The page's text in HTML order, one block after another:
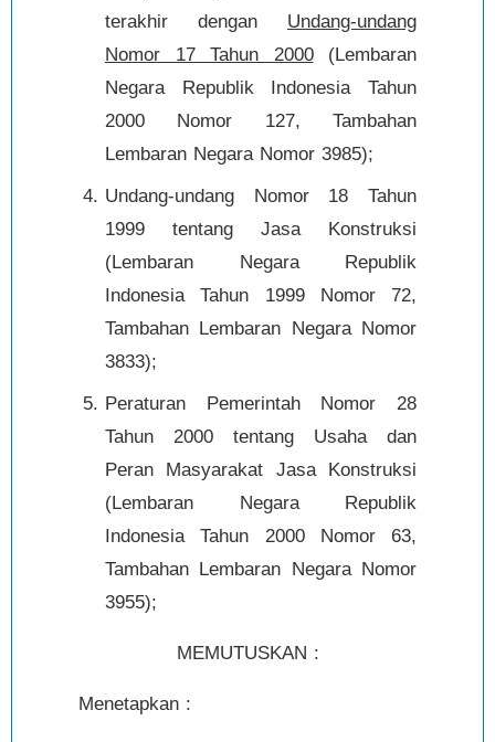
terakhir dengan Undang-undang
Nomor 17 Tahun 2000(Lembaran
Negara Republik Indonesia Tahun
2000 Nomor 127, Tambahan
Lembaran Negara Nomor 3985);
Undang-undang Nomor 18 Tahun
1999 tentang Jasa Konstruksi
(Lembaran Negara Republik
Indonesia Tahun 1999 Nomor 72,
Tambahan Lembaran Negara Nomor
3833);
Peraturan Pemerintah Nomor 28
Tahun 2000 tentang Usaha dan
Peran Masyarakat Jasa Konstruksi
(Lembaran Negara Republik
Indonesia Tahun 2000 Nomor 63,
Tambahan Lembaran Negara Nomor
3955);
MEMUTUSKAN :
Menetapkan :